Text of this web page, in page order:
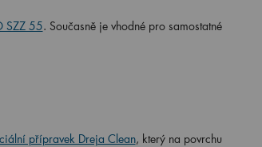
SZZ 55. Současně je vhodné pro samostatné
přípravek Dreja Clean, který na povrchu